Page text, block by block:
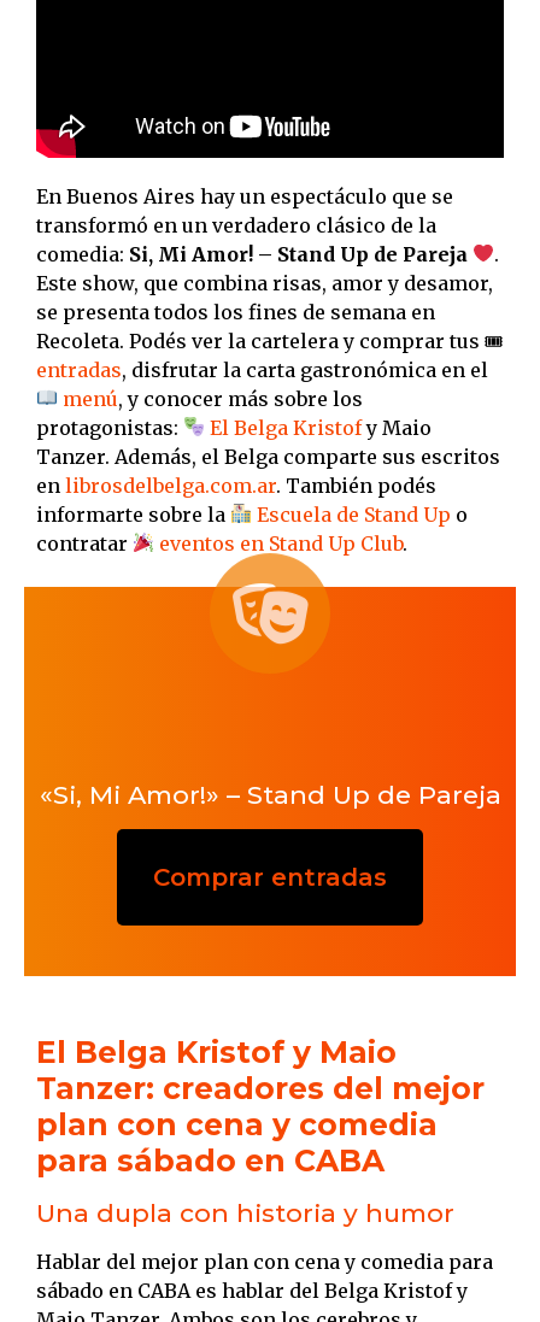
En Buenos Aires hay un espectáculo que se
transformó en un verdadero clásico de la
comedia: Si, Mi Amor! – Stand Up de Pareja
.
Este show, que combina risas, amor y desamor,
se presenta todos los fines de semana en
Recoleta. Podés ver la cartelera y comprar tus 🎟
entradas, disfrutar la carta gastronómica en el
menú, y conocer más sobre los
protagonistas:
El Belga Kristofy Maio
Tanzer. Además, el Belga comparte sus escritos
en librosdelbelga.com.ar. También podés
informarte sobre la
Escuela de Stand Up o
contratar
eventos en Stand Up Club.
«Si, Mi Amor!» – Stand Up de Pareja
Comprar entradas
El Belga Kristof y Maio
Tanzer: creadores del mejor
plan con cena y comedia
para sábado en CABA
Una dupla con historia y humor
Hablar del mejor plan con cena y comedia para
sábado en CABA es hablar del Belga Kristof y